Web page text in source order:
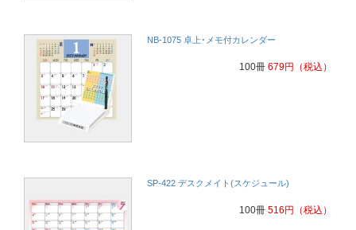
NB-1075 卓上･メモ付カレンダー
100冊 679円 （税込）
SP-422 デスクメイト(スケジュール)
100冊 516 円 （税込）